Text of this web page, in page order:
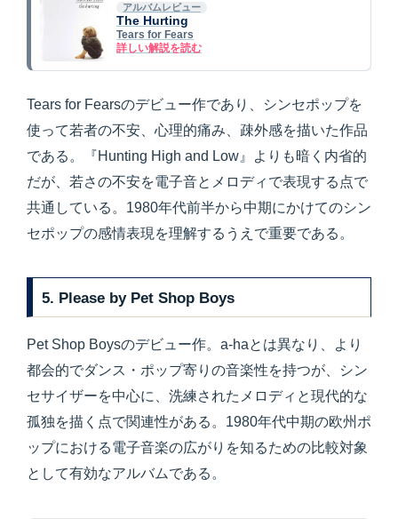
アルバムレビュー
The Hurting
Tears for Fears
詳しい解説を読む
Tears for Fearsのデビュー作であり、シンセポップを
使って若者の不安、心理的痛み、疎外感を描いた作品
である。『Hunting High and Low』よりも暗く内省的
だが、若さの不安を電子音とメロディで表現する点で
共通している。1980年代前半から中期にかけてのシン
セポップの感情表現を理解するうえで重要である。
5. Please by Pet Shop Boys
Pet Shop Boysのデビュー作。a-haとは異なり、より
都会的でダンス・ポップ寄りの音楽性を持つが、シン
セサイザーを中心に、洗練されたメロディと現代的な
孤独を描く点で関連性がある。1980年代中期の欧州ポ
ップにおける電子音楽の広がりを知るための比較対象
として有効なアルバムである。